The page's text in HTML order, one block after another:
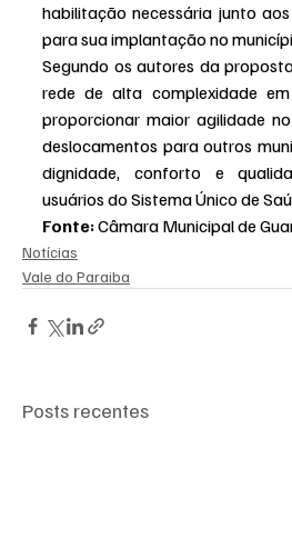
habilitação necessária junto
para sua implantação no
Segundo os autores da
rede de alta complexidade
proporcionar maior agilidade
deslocamentos para outros
dignidade, conforto e
usuários do Sistema Único de
Fonte: Câmara Municipal de
Notícias
Vale do Paraiba
Posts recentes